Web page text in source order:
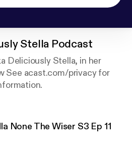
Stella Podcast
Deliciously Stella, in her
See acast.com/privacy for
None The Wiser S3 Ep 11